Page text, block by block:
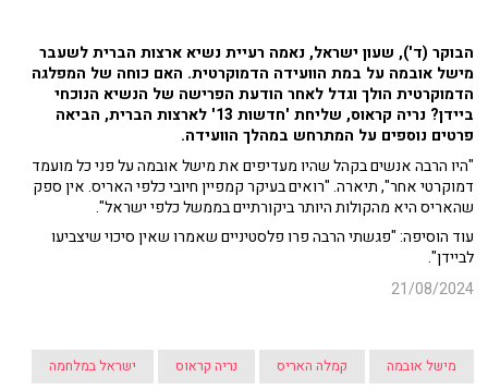
הבוקר (ד'), שעון ישראל, נאמה רעיית נשיא ארצות הברית לשעבר
מישל אובמה על במת הוועידה הדמוקרטית. האם כוחה של המפלגה
הדמוקרטית הולך וגדל לאחר הודעת הפרישה של הנשיא הנוכחי
ביידן? נריה קראוס, שליחת 'חדשות 13' לארצות הברית, הביאה
פרטים נוספים על המתרחש במהלך הוועידה.
"היו הרבה אנשים בקהל שהיו מעדיפים את מישל אובמה על פני כל מועמד
דמוקרטי אחר", תיארה. "רואים בעיקר קמפיין חיובי כלפי האריס. אין ספק
שהאריס היא מהקולות היותר ביקורתיים בממשל כלפי ישראל".
עוד הוסיפה: "פגשתי הרבה פרו פלסטיניים שאמרו שאין סיכוי שיצביעו
לביידן".
21/08/2024
מישל אובמה קמלה האריס נריה קראוס ישראל במלחמה